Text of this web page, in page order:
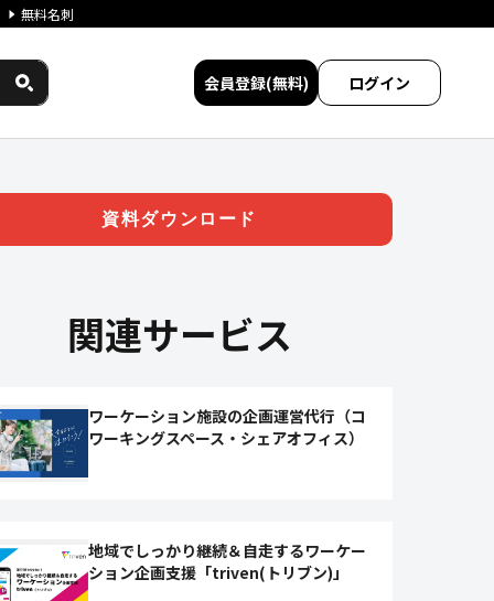
無料名刺
会員登録(無料) ログイン
資料ダウンロード
関連サービス
ワーケーション施設の企画運営代行（コ
ワーキングスペース・シェアオフィス）
地域でしっかり継続＆⾃⾛するワーケー
ション企画⽀援「triven(トリブン)」